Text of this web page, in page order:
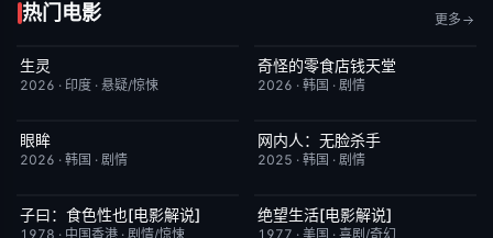
热门电影 更多
今日更新
生灵
2026 · 印度 · 悬疑/惊悚
HD中字
奇怪的零食店钱天堂
2026 · 韩国 · 剧情
HD中字
眼眸
2026 · 韩国 · 剧情
今日更新
网内人：无脸杀手
2025 · 韩国 · 剧情
已完结
子曰：食色性也[电影解说]
1978 · 中国香港 · 剧情/惊悚
已完结
绝望生活[电影解说]
1977 · 美国 · 喜剧/奇幻